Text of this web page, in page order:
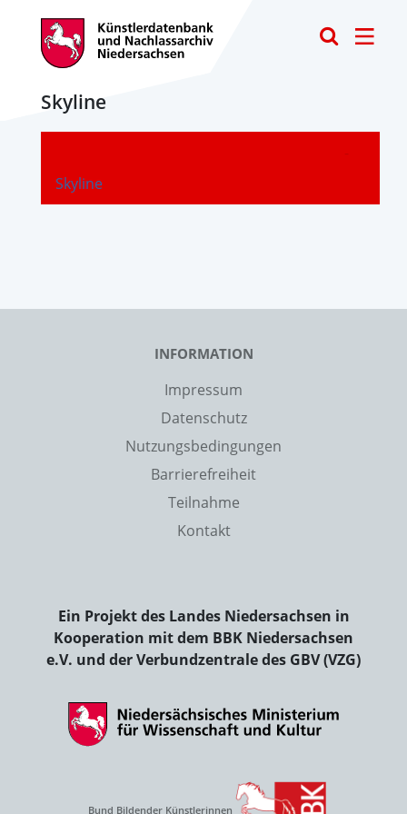
Skyline
Skyline
-
INFORMATION
Impressum
Datenschutz
Nutzungsbedingungen
Barrierefreiheit
Teilnahme
Kontakt
Ein Projekt des Landes Niedersachsen in
Kooperation mit dem BBK Niedersachsen
e.V. und der Verbundzentrale des GBV (VZG)
Bund Bildender Künstlerinnen